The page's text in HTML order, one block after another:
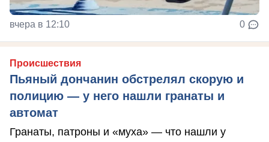
вчера в 12:10 0
Происшествия
Пьяный дончанин обстрелял скорую и
полицию — у него нашли гранаты и
автомат
Гранаты, патроны и «муха» — что нашли у